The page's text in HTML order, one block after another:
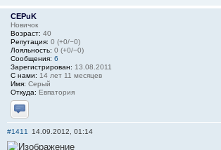
CEPuK
Новичок
Возраст: 40
Репутация: 0 (+0/−0)
Лояльность: 0 (+0/−0)
Сообщения: 6
Зарегистрирован: 13.08.2011
С нами: 14 лет 11 месяцев
Имя: Серый
Откуда: Евпатория
Отправить личное сообщение
#1411 14.09.2012, 01:14